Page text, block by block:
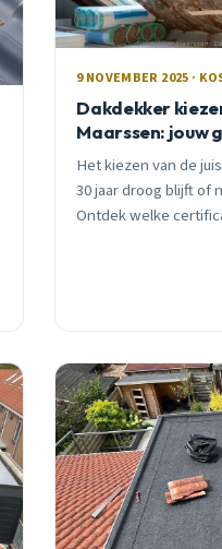
9 NOVEMBER 2025 ·
Dakdekker
Maarssen: jouw
Het kiezen van de
30 jaar droog blijft of
Ontdek welke